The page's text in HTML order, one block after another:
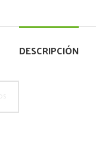
DESCRIPCIÓN